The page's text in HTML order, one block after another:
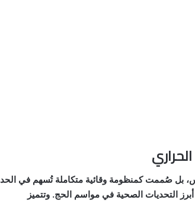
بل صُممت كمنظومة وقائية متكاملة تُسهم في الحد
التحديات الصحية في مواسم الحج. وتتميز